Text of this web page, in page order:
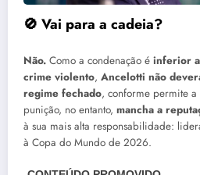
🚫 Vai para a cadeia?
Não. Como a condenação é inferior
crime violento, Ancelotti não
regime fechado, conforme permite
punição, no entanto, mancha a
à sua mais alta responsabilidade:
à Copa do Mundo de 2026.